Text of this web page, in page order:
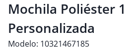
Mochila Poliéster
Personalizada
Modelo: 10321467185